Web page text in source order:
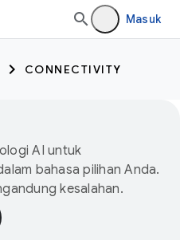
Masuk
CONNECTIVITY
AI untuk
bahasa pilihan Anda.
kesalahan.